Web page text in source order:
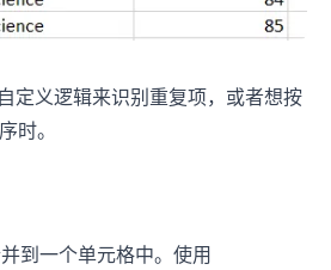
定义逻辑来识别重复项，或者想按
时。
到一个单元格中。使用